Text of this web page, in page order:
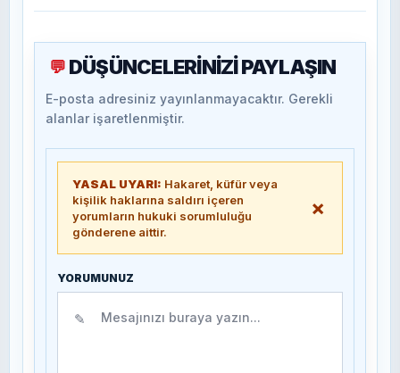
💬 DÜŞÜNCELERİNİZİ PAYLAŞIN
E-posta adresiniz yayınlanmayacaktır. Gerekli
alanlar işaretlenmiştir.
YASAL UYARI: Hakaret, küfür veya
kişilik haklarına saldırı içeren
yorumların hukuki sorumluluğu
gönderene aittir.
×
YORUMUNUZ
✎